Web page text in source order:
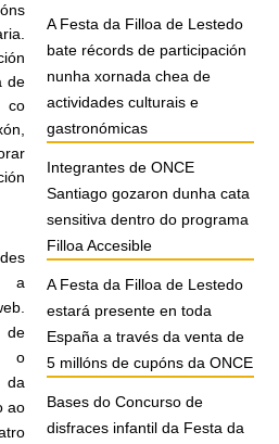
de
co
a
de
o
da
ao
A Festa da Filloa de Lestedo
bate récords de participación
nunha xornada chea de
actividades culturais e
gastronómicas
Integrantes de ONCE
Santiago gozaron dunha cata
sensitiva dentro do programa
Filloa Accesible
A Festa da Filloa de Lestedo
estará presente en toda
España a través da venta de
5 millóns de cupóns da ONCE
Bases do Concurso de
disfraces infantil da Festa da